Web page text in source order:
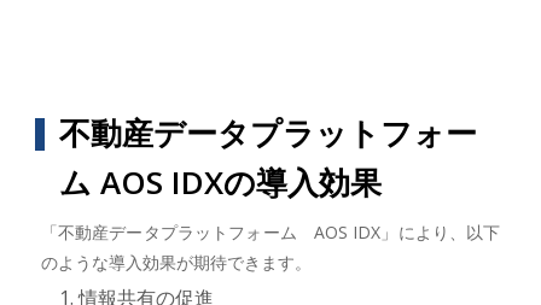
不動産データプラットフォー
ム AOS IDXの導入効果
「不動産データプラットフォーム AOS IDX」により、以下
のような導入効果が期待できます。
情報共有の促進